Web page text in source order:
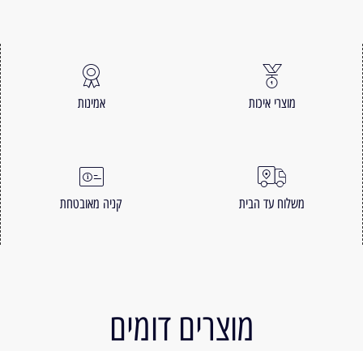
מוצרי איכות אמינות
משלוח עד הבית קניה מאובטחת
מוצרים דומים